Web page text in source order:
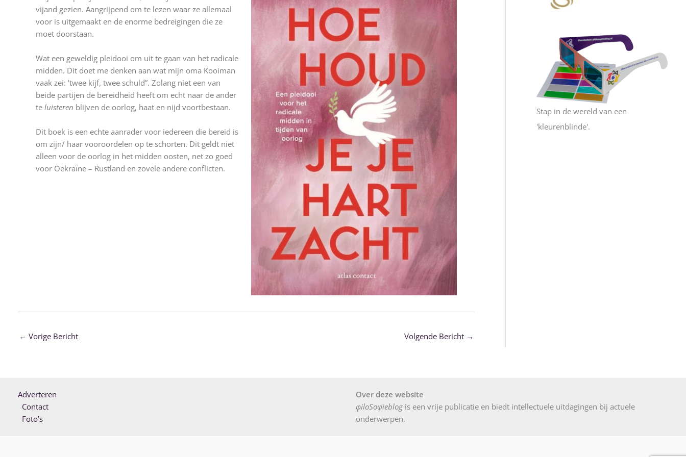
vijand gezien. Aangrijpend om te lezen waar ze allemaal
voor is uitgemaakt en de enorme bedreigingen die ze
moet doorstaan.
Wat een geweldig pleidooi om uit te gaan van het radicale
midden. Dit doet me denken aan wat mijn oma Kooiman
vaak zei: ’twee kijf, twee schuld”. Zolang niet een van
beide partijen de bereidheid heeft om echt naar de ander
te luisteren blijven de oorlog, haat en nijd voortbestaan.
Dit boek is een echte aanrader voor iedereen die bereid is
om zijn/ haar vooroordelen op te schorten. Dit geldt niet
alleen voor de oorlog in het midden oosten, net zo goed
voor Oekraïne – Rustland en zovele andere conflicten.
← Vorige Bericht Volgende Bericht →
Stap in de wereld van een
'kleurenblinde'.
Adverteren
Contact
Foto’s
Over deze website
φiloSoφieblog is een vrije publicatie en biedt intellectuele uitdagingen bij actuele
onderwerpen.